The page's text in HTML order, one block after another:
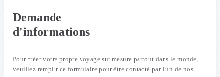
Demande
d'informations
Pour créer votre propre voyage sur mesure partout dans le monde,
veuillez remplir ce formulaire pour être contacté par l'un de nos